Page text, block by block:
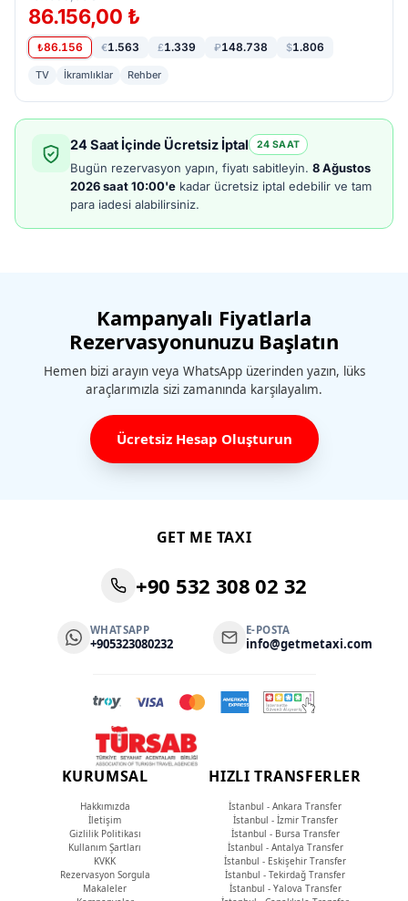
86.156,00 ₺
₺86.156 €1.563 £1.339 ₽148.738 $1.806
TV İkramlıklar Rehber
24 Saat İçinde Ücretsiz İptal 24 SAAT
Bugün rezervasyon yapın, fiyatı sabitleyin. 8 Ağustos
2026 saat 10:00'e kadar ücretsiz iptal edebilir ve tam
para iadesi alabilirsiniz.
Kampanyalı Fiyatlarla
Rezervasyonunuzu Başlatın
Hemen bizi arayın veya WhatsApp üzerinden yazın, lüks
araçlarımızla sizi zamanında karşılayalım.
Ücretsiz Hesap Oluşturun
GET ME TAXI
+90 532 308 02 32
WHATSAPP
+905323080232
E-POSTA
info@getmetaxi.com
KURUMSAL
Hakkımızda
İletişim
Gizlilik Politikası
Kullanım Şartları
KVKK
Rezervasyon Sorgula
Makaleler
HIZLI TRANSFERLER
İstanbul - Ankara Transfer
İstanbul - İzmir Transfer
İstanbul - Bursa Transfer
İstanbul - Antalya Transfer
İstanbul - Eskişehir Transfer
İstanbul - Tekirdağ Transfer
İstanbul - Yalova Transfer